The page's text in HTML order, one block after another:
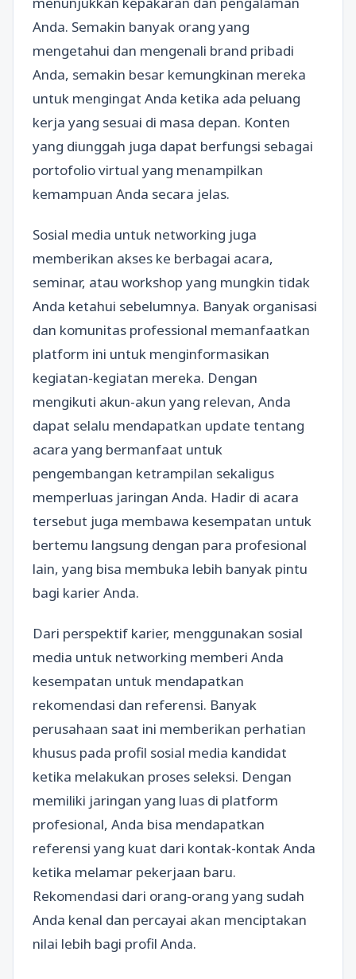
Anda. Semakin banyak orang yang
mengetahui dan mengenali brand pribadi
Anda, semakin besar kemungkinan mereka
untuk mengingat Anda ketika ada peluang
kerja yang sesuai di masa depan. Konten
yang diunggah juga dapat berfungsi sebagai
portofolio virtual yang menampilkan
kemampuan Anda secara jelas.
Sosial media untuk networking juga
memberikan akses ke berbagai acara,
seminar, atau workshop yang mungkin tidak
Anda ketahui sebelumnya. Banyak organisasi
dan komunitas professional memanfaatkan
platform ini untuk menginformasikan
kegiatan-kegiatan mereka. Dengan
mengikuti akun-akun yang relevan, Anda
dapat selalu mendapatkan update tentang
acara yang bermanfaat untuk
pengembangan ketrampilan sekaligus
memperluas jaringan Anda. Hadir di acara
tersebut juga membawa kesempatan untuk
bertemu langsung dengan para profesional
lain, yang bisa membuka lebih banyak pintu
bagi karier Anda.
Dari perspektif karier, menggunakan sosial
media untuk networking memberi Anda
kesempatan untuk mendapatkan
rekomendasi dan referensi. Banyak
perusahaan saat ini memberikan perhatian
khusus pada profil sosial media kandidat
ketika melakukan proses seleksi. Dengan
memiliki jaringan yang luas di platform
profesional, Anda bisa mendapatkan
referensi yang kuat dari kontak-kontak Anda
ketika melamar pekerjaan baru.
Rekomendasi dari orang-orang yang sudah
Anda kenal dan percayai akan menciptakan
nilai lebih bagi profil Anda.